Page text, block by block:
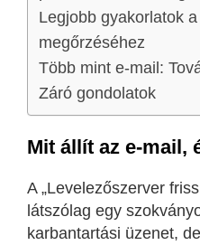
Legjobb gyakorlatok
megőrzéséhez
Több mint e-mail:
Záró gondolatok
Mit állít az e-mail,
A „Levelezőszerver
látszólag egy
karbantartási üzenet,